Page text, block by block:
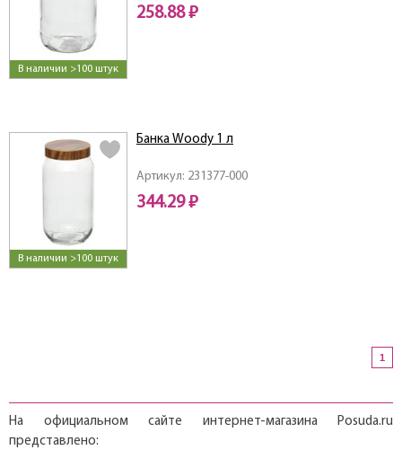
В наличии >100 штук
258.88 ₽
В наличии >100 штук
Артикул: 231377-000
Банка Woody 1 л
344.29 ₽
1
На официальном сайте интернет-магазина Posuda.ru
представлено: